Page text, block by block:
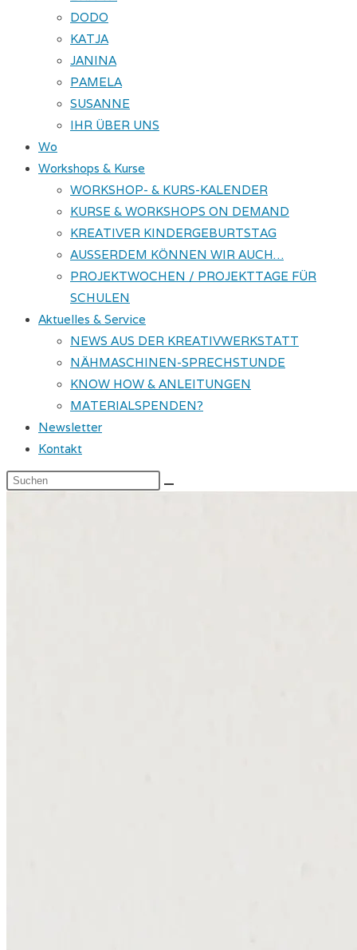
DODO
KATJA
JANINA
PAMELA
SUSANNE
IHR ÜBER UNS
Wo
Workshops & Kurse
WORKSHOP- & KURS-KALENDER
KURSE & WORKSHOPS ON DEMAND
KREATIVER KINDERGEBURTSTAG
AUSSERDEM KÖNNEN WIR AUCH…
PROJEKTWOCHEN / PROJEKTTAGE FÜR
SCHULEN
Aktuelles & Service
NEWS AUS DER KREATIVWERKSTATT
NÄHMASCHINEN-SPRECHSTUNDE
KNOW HOW & ANLEITUNGEN
MATERIALSPENDEN?
Newsletter
Kontakt